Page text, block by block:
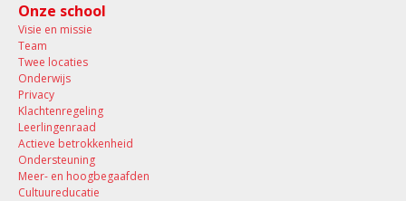
Onze school
Visie en missie
Team
Twee locaties
Onderwijs
Privacy
Klachtenregeling
Leerlingenraad
Actieve betrokkenheid
Ondersteuning
Meer- en hoogbegaafden
Cultuureducatie